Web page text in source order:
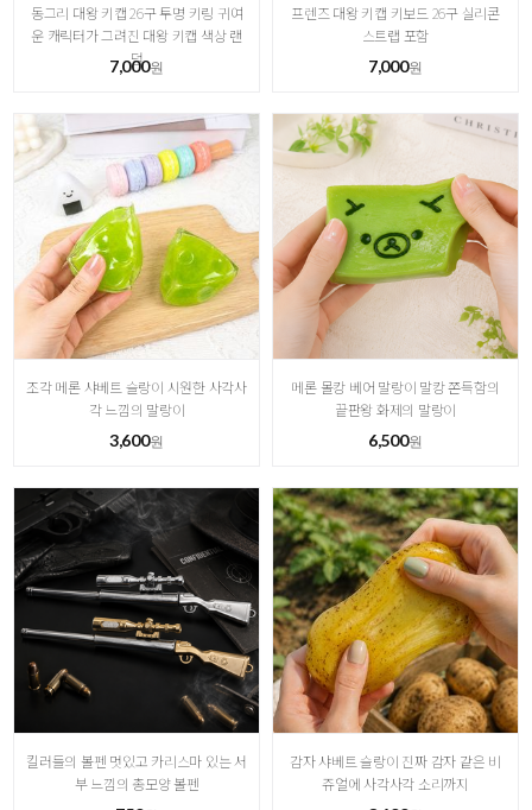
동그리 대왕 키캡 26구 투명 키링 귀여
운 캐릭터가 그려진 대왕 키캡 색상 랜
덤
7,000원
프렌즈 대왕 키캡 키보드 26구 실리콘
스트랩 포함
7,000원
조각 메론 샤베트 슬랑이 시원한 사각사
각 느낌의 말랑이
3,600원
메론 몰캉 베어 말랑이 말캉 쫀득함의
끝판왕 화제의 말랑이
6,500원
킬러들의 볼펜 멋있고 카리스마 있는 서
부 느낌의 총모양 볼펜
감자 샤베트 슬랑이 진짜 감자 같은 비
쥬얼에 사각사각 소리까지